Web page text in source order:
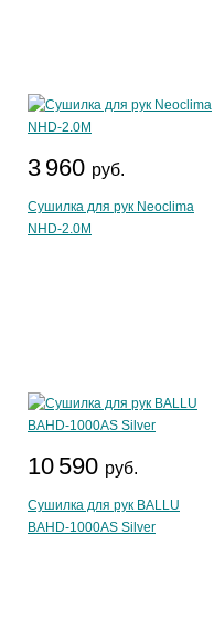
3 960 руб.
Сушилка для рук Neoclima
NHD-2.0M
10 590 руб.
Сушилка для рук BALLU
BAHD-1000AS Silver